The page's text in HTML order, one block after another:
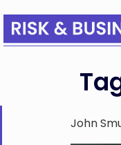
John